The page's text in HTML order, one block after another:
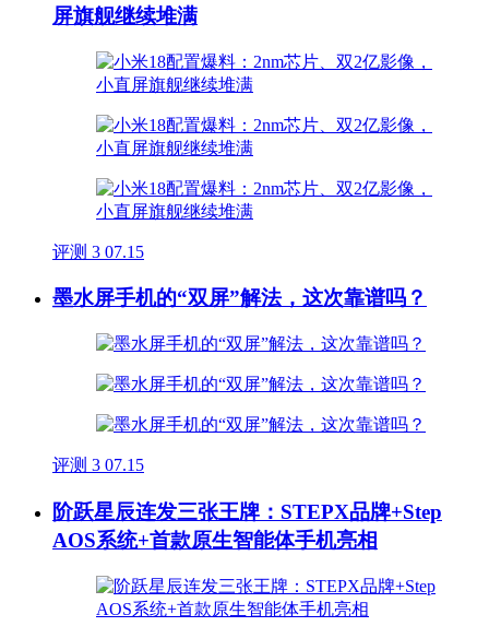
屏旗舰继续堆满
评测 3 07.15
墨水屏手机的“双屏”解法，这次靠谱吗？
评测 3 07.15
阶跃星辰连发三张王牌：STEPX品牌+Step
AOS系统+首款原生智能体手机亮相